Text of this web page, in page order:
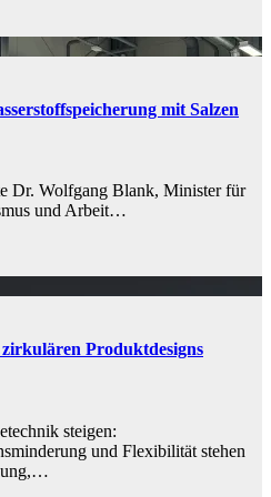
mit Salzen
Dr. Wolfgang Blank, Minister für
und Arbeit…
Produktdesigns
steigen:
und Flexibilität stehen